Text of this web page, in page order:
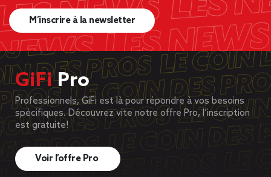
M’inscrire à la newsletter
GiFiPro
Professionnels, GiFi est là pour répondre à vos besoins
spécifiques. Découvrez vite notre offre Pro, l’inscription
est gratuite!
Voir l’offre Pro